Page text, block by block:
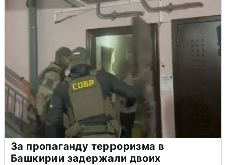
За пропаганду терроризма в
Башкирии задержали двоих